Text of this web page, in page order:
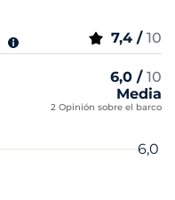
7,4 / 10
6,0 / 10
Media
2 Opinión sobre el barco
6,0